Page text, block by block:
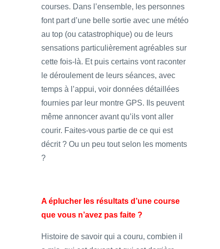
courses. Dans l’ensemble, les personnes
font part d’une belle sortie avec une météo
au top (ou catastrophique) ou de leurs
sensations particulièrement agréables sur
cette fois-là. Et puis certains vont raconter
le déroulement de leurs séances, avec
temps à l’appui, voir données détaillées
fournies par leur montre GPS. Ils peuvent
même annoncer avant qu’ils vont aller
courir. Faites-vous partie de ce qui est
décrit ? Ou un peu tout selon les moments
?
A éplucher les résultats d’une course
que vous n’avez pas faite ?
Histoire de savoir qui a couru, combien il